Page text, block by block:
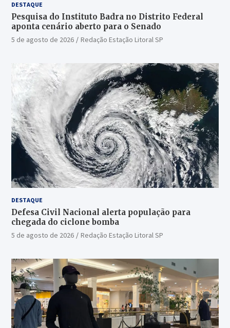
DESTAQUE
Pesquisa do Instituto Badra no Distrito Federal
aponta cenário aberto para o Senado
5 de agosto de 2026 Redação Estação Litoral SP
DESTAQUE
Defesa Civil Nacional alerta população para
chegada do ciclone bomba
5 de agosto de 2026 Redação Estação Litoral SP